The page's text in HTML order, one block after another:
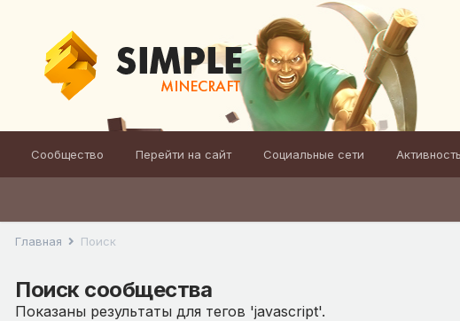
Сообщество Перейти на сайт Социальные сети Активность
Главная Поиск
Поиск сообщества
Показаны результаты для тегов 'javascript'.